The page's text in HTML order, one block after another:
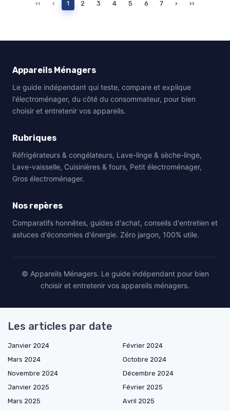
‹‹ ‹ 1 2 3 4 5 6 7 › ››
Appareils Ménagers
Le guide indépendant qui teste, compare et explique
l'électroménager, du côté du consommateur, pour bien
choisir et entretenir vos appareils.
Rubriques
Réfrigérateurs & congélateurs, Lave-linge & sèche-linge,
Lave-vaisselle, Cuisinières & fours, Petit électroménager,
Gros électroménager.
Nos repères
Comparatifs honnêtes, guides d'achat, conseils d'entretien et
astuces d'économies d'énergie. Zéro jargon, 100% utile.
© Appareils Ménagers. Le guide indépendant pour bien
choisir et entretenir vos appareils ménagers.
Les articles par date
Janvier 2024
Février 2024
Mars 2024
Octobre 2024
Novembre 2024
Décembre 2024
Janvier 2025
Février 2025
Mars 2025
Avril 2025